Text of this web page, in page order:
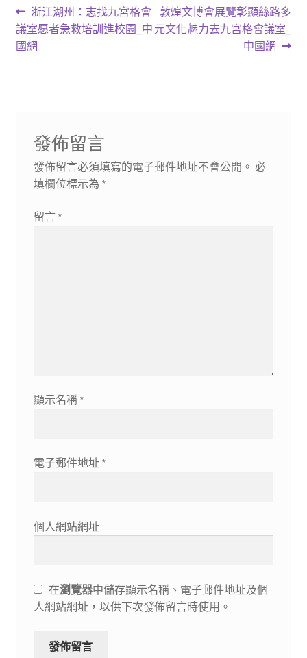
文
章
上
一
篇
浙江湖州：志找九宮格會
議室愿者急救培訓進校園_中
國網
下
一
敦煌文博會展覽彰顯絲路多
元文化魅力去九宮格會議室_
中國網
發佈留言
發佈留言必須填寫的電子郵件地址不會公開。 必
填欄位標示為 *
留言 *
顯示名稱 *
電子郵件地址 *
個人網站網址
在瀏覽器中儲存顯示名稱、電子郵件地址及個
人網站網址，以供下次發佈留言時使用。